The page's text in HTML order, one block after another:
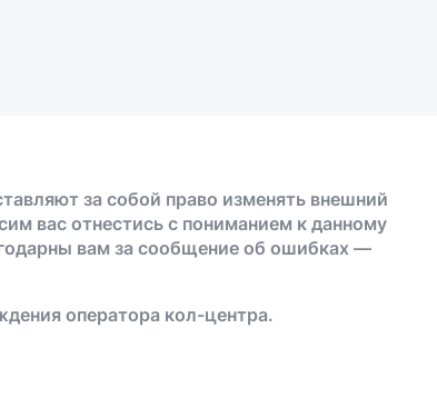
за собой право изменять внешний
вас отнестись с пониманием к данному
вам за сообщение об ошибках —
оператора кол-центра.